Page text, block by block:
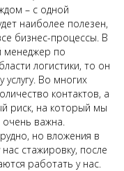
– с одной
наиболее полезен,
бизнес-процессы. В
менеджер по
логистики, то он
Во многих
контактов, а
риск, на который мы
важна.
но вложения в
стажировку, после
работать у нас.